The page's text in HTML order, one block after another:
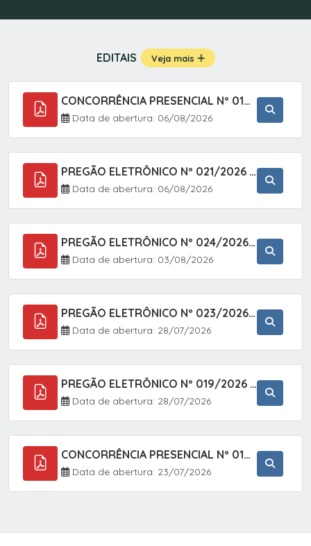
EDITAIS Veja mais
CONCORRÊNCIA PRESENCIAL Nº 019/2025 - PAVIMENTAÇÃO ASFÁLTICA EM TRECHO DA RUA 2 NO BAIRRO VILA SOARES NO MUNICÍPIO DE SETE BARRAS/SP.
Data de abertura: 06/08/2026
PREGÃO ELETRÔNICO Nº 021/2026 - AQUISIÇÃO DE CONTENTORES E CARRINHOS, DESTINADOS A COLETIVA E MANEJO DE RESÍDUOS SÓLIDOS, ATRAVÉS DO SISTEMA DE REGISTRO DE PREÇOS (SRP)
Data de abertura: 06/08/2026
PREGÃO ELETRÔNICO Nº 024/2026 - AQUISIÇÃO DE GÁS MEDICINAL TIPO OXIGÊNIO (1,00 M3, 3,00 M3 E 10,00 M3), EM ATENDIMENTO À SECRETARIA MUNICIPAL DE SAÚDE, ATRAVÉS DO SISTEMA DE REGISTRO DE PREÇOS (SRP)
Data de abertura: 03/08/2026
PREGÃO ELETRÔNICO Nº 023/2026 - AQUISIÇÃO DE ENXOVAL INFANTIL, EM ATENDIMENTO À SECRETARIA MUNICIPAL DE EDUCAÇÃO, ATRAVÉS DO SISTEMA DE REGISTRO DE PREÇOS (SRP).
Data de abertura: 28/07/2026
PREGÃO ELETRÔNICO Nº 019/2026 - CONTRATAÇÃO DE EMPRESA ESPECIALIZADA PARA A PRESTAÇÃO DE SERVIÇOS VETERINÁRIOS CLÍNICOS E CIRÚRGICOS, COM FOCO EM AÇÕES DE SAÚDE PÚBLICA, BEM-ESTAR ANIMAL E CONTROLE POPULACIONAL ÉTICO DE CÃES E GATOS, EM ATENDIMENTO À
Data de abertura: 28/07/2026
CONCORRÊNCIA PRESENCIAL Nº 018/2026 - PAVIMENTAÇÃO ASFÁLTICA NO BAIRRO VOTUPOCA ? ESTRADA DA RAPOSA, NO MUNICÍPIO DE SETE BARRAS/SP
Data de abertura: 23/07/2026